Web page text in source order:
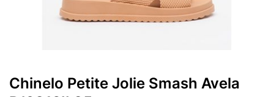
Chinelo Petite Jolie Smash Avela